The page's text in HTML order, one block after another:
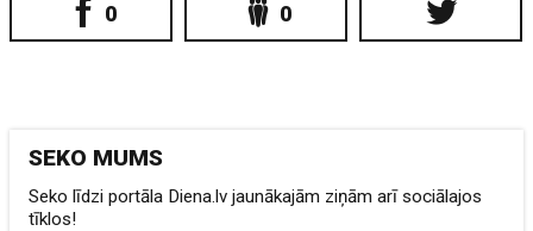
0 0
SEKO MUMS
Seko līdzi portāla Diena.lv jaunākajām ziņām arī sociālajos
tīklos!